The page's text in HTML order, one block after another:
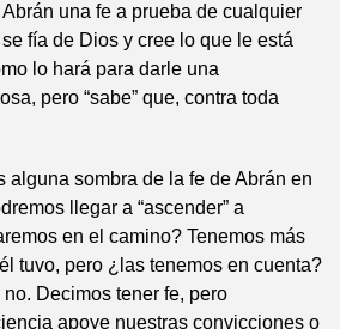
una fe a prueba de cualquier
fía de Dios y cree lo que le está
lo hará para darle una
pero “sabe” que, contra toda
alguna sombra de la fe de Abrán en
llegar a “ascender” a
en el camino? Tenemos más
tuvo, pero ¿las tenemos en cuenta?
Decimos tener fe, pero
apoye nuestras convicciones o